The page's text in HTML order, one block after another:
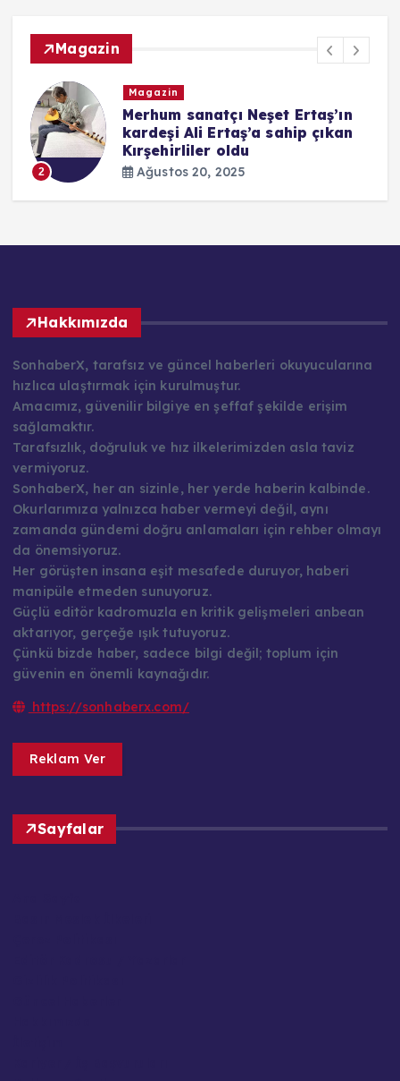
Magazin
sanatçı Neşet Ertaş’ın
Ali Ertaş’a sahip çıkan
oldu
20, 2025 3
Yoga
sinirlendi!
Hakkımızda
SonhaberX, tarafsız ve güncel haberleri okuyucularına
hızlıca ulaştırmak için kurulmuştur.
Amacımız, güvenilir bilgiye en şeffaf şekilde erişim
sağlamaktır.
Tarafsızlık, doğruluk ve hız ilkelerimizden asla taviz
vermiyoruz.
SonhaberX, her an sizinle, her yerde haberin kalbinde.
Okurlarımıza yalnızca haber vermeyi değil, aynı
zamanda gündemi doğru anlamaları için rehber olmayı
da önemsiyoruz.
Her görüşten insana eşit mesafede duruyor, haberi
manipüle etmeden sunuyoruz.
Güçlü editör kadromuzla en kritik gelişmeleri anbean
aktarıyor, gerçeğe ışık tutuyoruz.
Çünkü bizde haber, sadece bilgi değil; toplum için
güvenin en önemli kaynağıdır.
https://sonhaberx.com/
Reklam Ver
Sayfalar